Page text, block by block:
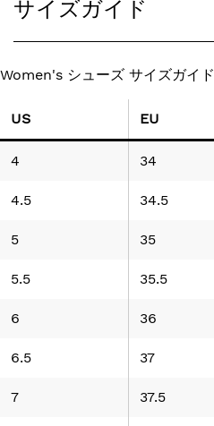
サイズガイド
Women's シューズ サイズガイド
US EU
4 34
4.5 34.5
5 35
5.5 35.5
6 36
6.5 37
7 37.5